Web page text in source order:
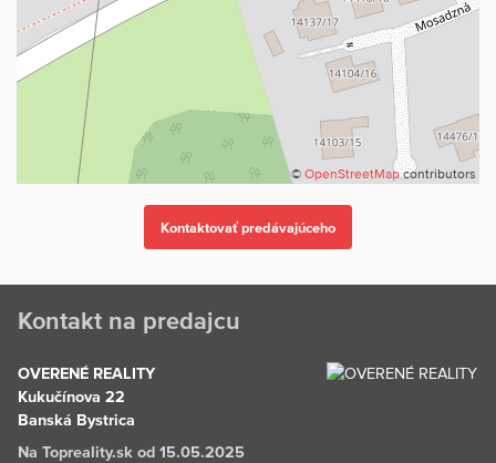
© OpenStreetMapcontributors
Kontakt na predajcu
OVERENÉ REALITY
Kukučínova 22
Banská Bystrica
Na Topreality.sk od 15.05.2025